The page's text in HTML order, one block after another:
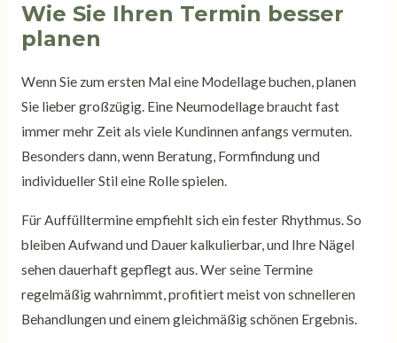
Wie Sie Ihren Termin besser
planen
Wenn Sie zum ersten Mal eine Modellage buchen, planen
Sie lieber großzügig. Eine Neumodellage braucht fast
immer mehr Zeit als viele Kundinnen anfangs vermuten.
Besonders dann, wenn Beratung, Formfindung und
individueller Stil eine Rolle spielen.
Für Auffülltermine empfiehlt sich ein fester Rhythmus. So
bleiben Aufwand und Dauer kalkulierbar, und Ihre Nägel
sehen dauerhaft gepflegt aus. Wer seine Termine
regelmäßig wahrnimmt, profitiert meist von schnelleren
Behandlungen und einem gleichmäßig schönen Ergebnis.